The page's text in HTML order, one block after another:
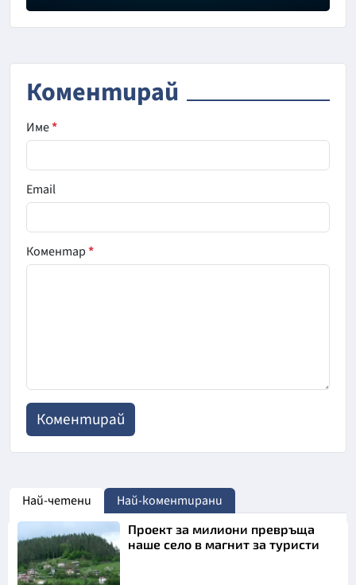
Коментирай
Име*
Email
Коментар*
Най-четени Най-коментирани
Проект за милиони превръща
наше село в магнит за туристи